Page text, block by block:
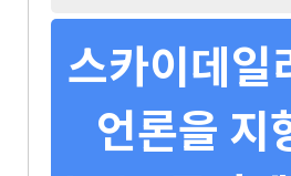
스카이데일
언론을 지